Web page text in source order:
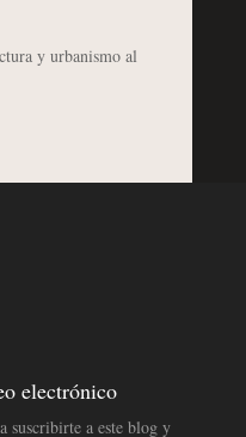
y urbanismo al
electrónico
suscribirte a este blog y